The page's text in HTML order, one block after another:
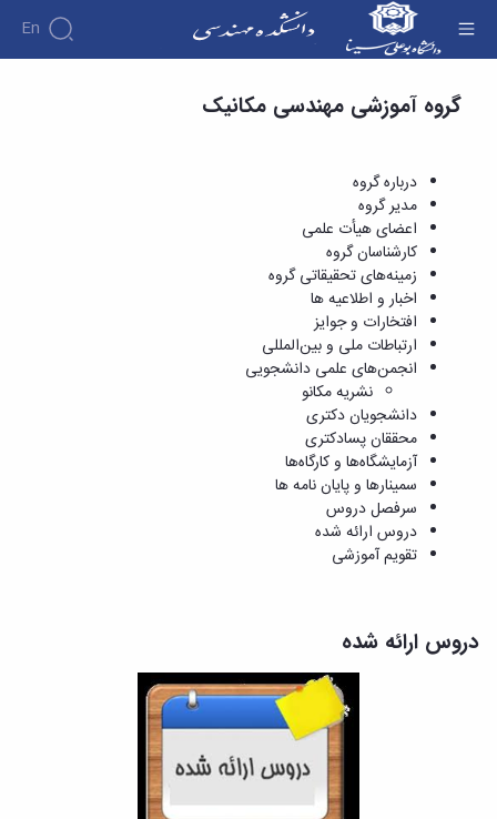
En
دانشکده
تاریخچه
ریاست
دانشکده
روسای
پیشین
افتخارات
آلبوم
عکس
اطلاعات
سازمان
دانشکده
معاونت
آموزشی
معاونت
پژوهشی
معاونت
تحصیلات
منتخب
هیات
کارشناسی
فرم
ها
و
آئین
نامه
ها
آیین‌نامه‌های
معاونت
آموزشی
تحصیلات
تکمیلی
فرم
ها
و
آئین
نامه
پایان
نامه
پژوهش
هفته
پژوهش
کارگاه ها
آزمایشگاه
گروه
برق
گروه
عمران
گروه
مکانیک
گروه
مواد
گروه
صنایع
گروه
پژوهش
های
اساتید
دانشکده
اساتید
بازنشسته
کارکنان
دانشکده
مهندسی
آموزشی
مهندسی
برق
مهندسی
مهندسی
عمران
مهندسی
صنایع
مهندسی
مکانیک
مهندسی
دروس ارائه شده - دانشکده فنی و مهندسی
گروه آموزشی مهندسی مکانیک
درباره گروه
مدیر گروه
اعضای هیأت علمی
کارشناسان گروه
زمینه‌های تحقیقاتی گروه
اخبار و اطلاعیه ها
افتخارات و جوایز
ارتباطات ملی و بین‌المللی
انجمن‌های علمی دانشجویی
نشریه مکانو
دانشجویان دکتری
محققان پسادکتری
آزمایشگاه‌ها و کارگاه‌ها
سمینارها و پایان نامه ها
سرفصل دروس
دروس ارائه شده
تقویم آموزشی
دروس ارائه شده